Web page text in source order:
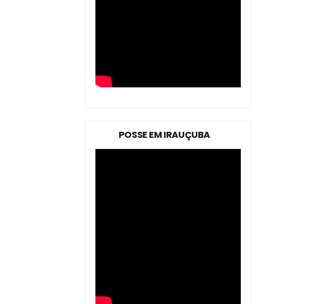
POSSE EM IRAUÇUBA